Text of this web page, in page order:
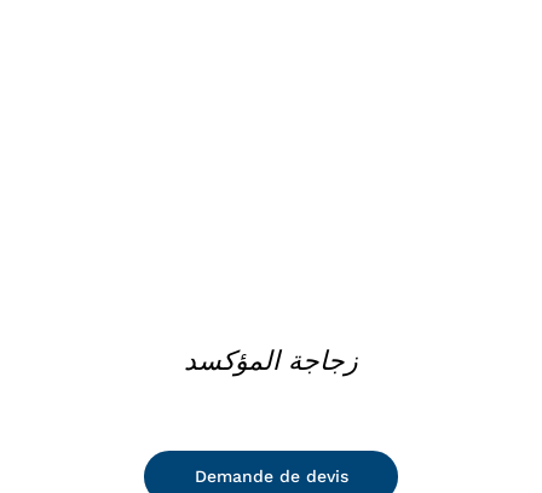
زجاجة المؤكسد
Demande de devis